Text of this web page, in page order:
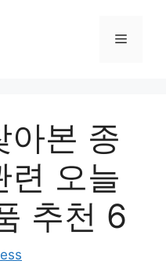
Menu
아본 종
련 오늘
추천 6